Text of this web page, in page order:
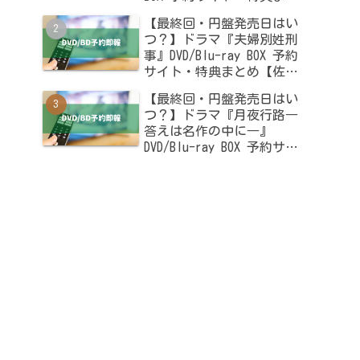
演】
【最終回・円盤発売日はい
つ？】ドラマ『夫婦別姓刑
事』DVD/Blu-ray BOX 予約
サイト・特典まとめ【佐藤
【最終回・円盤発売日はい
つ？】ドラマ『月夜行路―
答えは名作の中に―』
DVD/Blu-ray BOX 予約サイ